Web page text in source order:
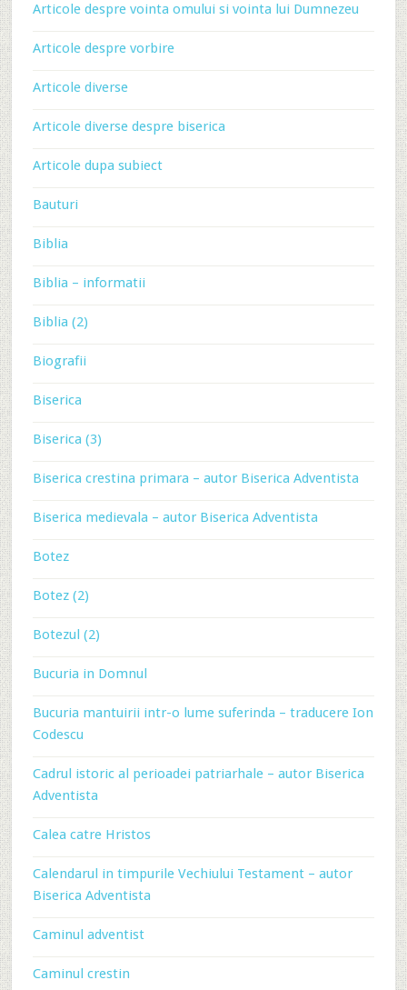
Articole despre vointa omului si vointa lui Dumnezeu
Articole despre vorbire
Articole diverse
Articole diverse despre biserica
Articole dupa subiect
Bauturi
Biblia
Biblia – informatii
Biblia (2)
Biografii
Biserica
Biserica (3)
Biserica crestina primara – autor Biserica Adventista
Biserica medievala – autor Biserica Adventista
Botez
Botez (2)
Botezul (2)
Bucuria in Domnul
Bucuria mantuirii intr-o lume suferinda – traducere Ion
Codescu
Cadrul istoric al perioadei patriarhale – autor Biserica
Adventista
Calea catre Hristos
Calendarul in timpurile Vechiului Testament – autor
Biserica Adventista
Caminul adventist
Caminul crestin